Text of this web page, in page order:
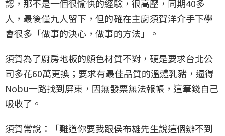
認，那不是一個很愉快的經驗，很高壓，同期40多
人，最後僅九人留下，但的確在主廚須賀洋介手下學
會很多「做事的決心，做事的方法」。
須賀為了廚房地板的顏色材質不對，硬是要求台北公
司多花60萬更換；要求有最佳品質的溫體乳豬，逼得
Nobu一路找到屏東，因無發票無法報帳，這筆錢自己
吸收了。
須賀常說：「難道你要我跟侯布雄先生說這個辦不到